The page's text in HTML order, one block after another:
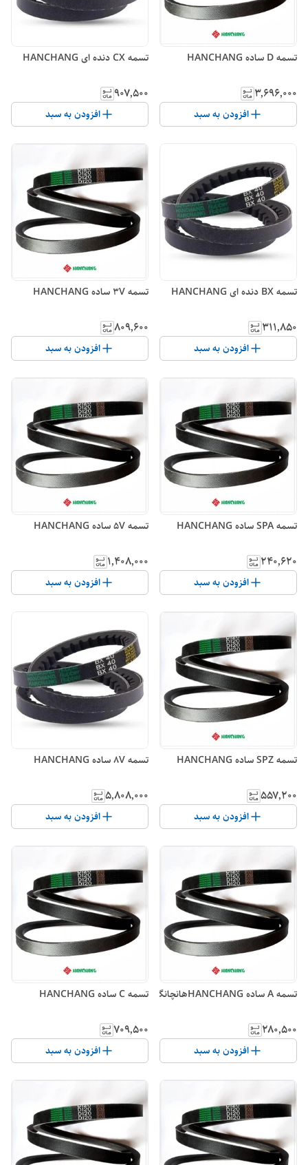
تسمه D ساده HANCHANG
۳٬۶۹۶٬۰۰۰
افزودن به سبد
تسمه CX دنده ای HANCHANG
۹۰۷٬۵۰۰
افزودن به سبد
تسمه BX دنده ای HANCHANG
۳۱۱٬۸۵۰
افزودن به سبد
تسمه 3V ساده HANCHANG
۸۰۹٬۶۰۰
افزودن به سبد
تسمه SPA ساده HANCHANG
۲۴۰٬۶۲۰
افزودن به سبد
تسمه 5V ساده HANCHANG
۱٬۴۰۸٬۰۰۰
افزودن به سبد
تسمه SPZ ساده HANCHANG
۵۵۷٬۲۰۰
افزودن به سبد
تسمه 8V ساده HANCHANG
۵٬۸۰۸٬۰۰۰
افزودن به سبد
تسمه A ساده HANCHANGهانچانگ
۲۸۰٬۵۰۰
افزودن به سبد
تسمه C ساده HANCHANG
۷۰۹٬۵۰۰
افزودن به سبد